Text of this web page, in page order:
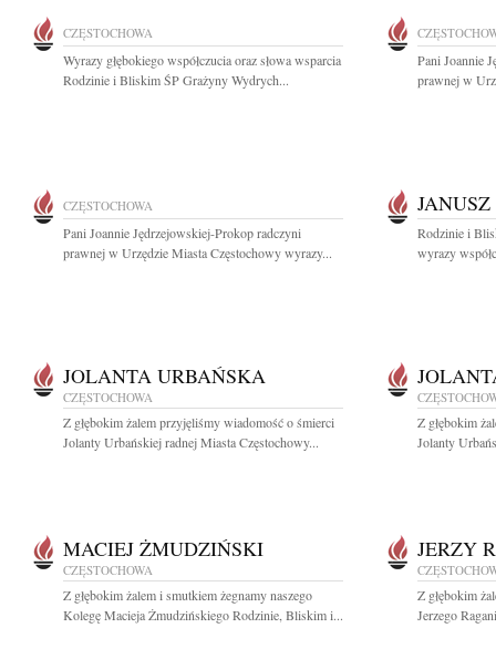
CZĘSTOCHOWA
Wyrazy głębokiego współczucia oraz słowa wsparcia
Rodzinie i Bliskim ŚP Grażyny Wydrych...
Pani Joannie
prawnej w
CZĘSTOCHOWA
Pani Joannie Jędrzejowskiej-Prokop radczyni
prawnej w Urzędzie Miasta Częstochowy wyrazy...
Rodzinie i
wyrazy
JOLANTA URBAŃSKA
CZĘSTOCHOWA
Z głębokim żalem przyjęliśmy wiadomość o śmierci
Jolanty Urbańskiej radnej Miasta Częstochowy...
Z głębokim
Jolanty
MACIEJ ŻMUDZIŃSKI
CZĘSTOCHOWA
Z głębokim żalem i smutkiem żegnamy naszego
Kolegę Macieja Żmudzińskiego Rodzinie, Bliskim i...
JERZY
Z głębokim
Jerzego